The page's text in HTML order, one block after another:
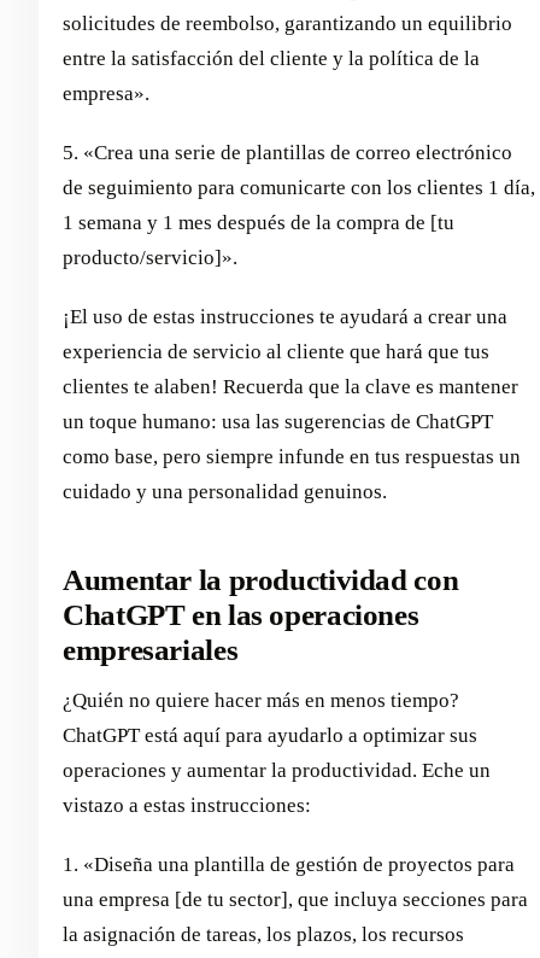
solicitudes de reembolso, garantizando un equilibrio
entre la satisfacción del cliente y la política de la
empresa».
5. «Crea una serie de plantillas de correo electrónico
de seguimiento para comunicarte con los clientes 1 día,
1 semana y 1 mes después de la compra de [tu
producto/servicio]».
¡El uso de estas instrucciones te ayudará a crear una
experiencia de servicio al cliente que hará que tus
clientes te alaben! Recuerda que la clave es mantener
un toque humano: usa las sugerencias de ChatGPT
como base, pero siempre infunde en tus respuestas un
cuidado y una personalidad genuinos.
Aumentar la productividad con
ChatGPT en las operaciones
empresariales
¿Quién no quiere hacer más en menos tiempo?
ChatGPT está aquí para ayudarlo a optimizar sus
operaciones y aumentar la productividad. Eche un
vistazo a estas instrucciones:
1. «Diseña una plantilla de gestión de proyectos para
una empresa [de tu sector], que incluya secciones para
la asignación de tareas, los plazos, los recursos